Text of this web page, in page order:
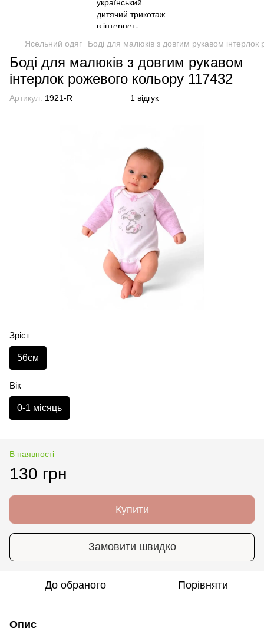
Ясельний одяг Боді для малюків з довгим рукавом
Боді для малюків з довгим рукавом
інтерлок рожевого кольору 117432
Артикул: 1921-R 1 відгук
Зріст
56см
Вік
0-1 місяць
В наявності
130 грн
Купити
Замовити швидко
До обраного Порівняти
Опис